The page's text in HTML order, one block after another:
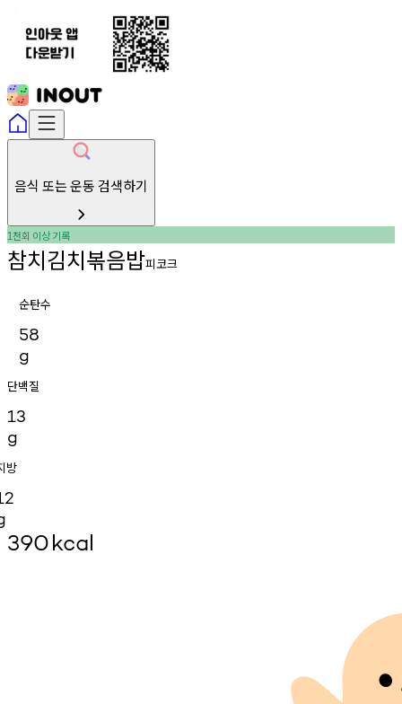
음식 또는 운동 검색하기
1천회 이상기록
참치김치볶음밥피코크
순탄수
58
g
단백질
13
g
방
390kcal